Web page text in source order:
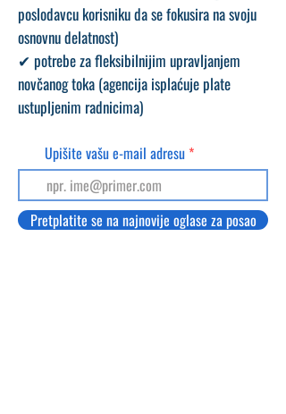
poslodavcu korisniku da se fokusira na svoju
osnovnu delatnost)
✔ potrebe za fleksibilnijim upravljanjem
novčanog toka (agencija isplaćuje plate
ustupljenim radnicima)
Upišite vašu e-mail adresu
Pretplatite se na najnovije oglase za posao